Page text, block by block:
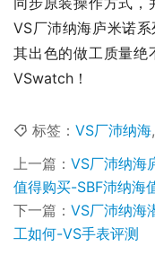
VS厂沛纳海庐米诺
其出色的做工质量绝
VSwatch！
标签： VS厂沛纳海,
上一篇： VS厂沛纳海
值得购买-SBF沛纳海
下一篇： VS厂沛纳海
工如何-VS手表评测